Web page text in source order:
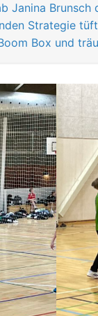
Janina Brunsch
Strategie
Box und